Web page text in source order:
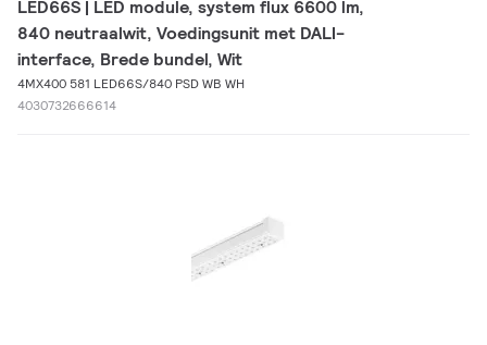
LED66S | LED module, system flux 6600 lm,
840 neutraalwit, Voedingsunit met DALI-
interface, Brede bundel, Wit
4MX400 581 LED66S/840 PSD WB WH
4030732666614